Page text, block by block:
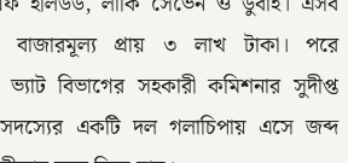
বাজারমূল্য প্রায় ৩ লাখ টাকা। পরে
বিভাগের সহকারী কমিশনার সুদীপ্ত
সদস্যের একটি দল গলাচিপায় এসে জব্দ